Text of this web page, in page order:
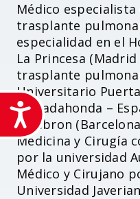
Accesibilidad
Médico
trasplante
especialidad en el
La Princesa (Madrid
trasplante
Universitario
(Majadahonda –
d’Hebron
Medicina y Cirugía
por la universidad
Médico y Cirujano
Universidad